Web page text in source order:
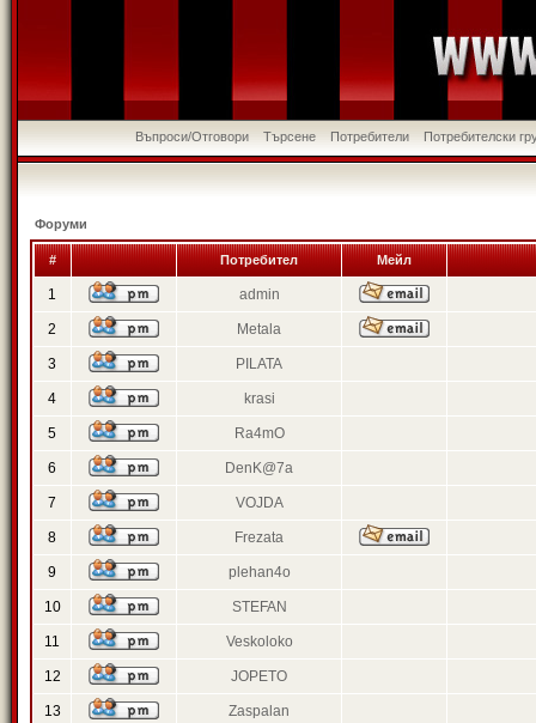
Въпроси/Отговори Търсене Потребители Потребителски
Форуми
# Потребител Мейл
1 admin
2 Metala
3 PILATA
4 krasi
5 Ra4mO
6 DenK@7a
7 VOJDA
8 Frezata
9 plehan4o
10 STEFAN
11 Veskoloko
12 JOPETO
13 Zaspalan